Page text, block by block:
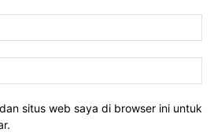
situs web saya di browser ini untuk